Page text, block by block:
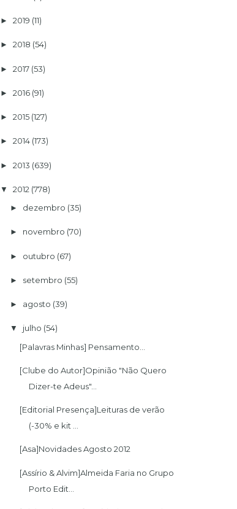
► 2019 (11)
► 2018 (54)
► 2017 (53)
► 2016 (91)
► 2015 (127)
► 2014 (173)
► 2013 (639)
▼ 2012 (778)
► dezembro (35)
► novembro (70)
► outubro (67)
► setembro (55)
► agosto (39)
▼ julho (54)
[Palavras Minhas] Pensamento...
[Clube do Autor]Opinião "Não Quero
Dizer-te Adeus"...
[Editorial Presença]Leituras de verão
(-30% e kit ...
[Asa]Novidades Agosto 2012
[Assírio & Alvim]Almeida Faria no Grupo
Porto Edit...